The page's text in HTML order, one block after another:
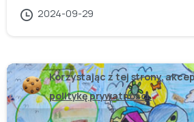
2024-09-29
Korzystając z tej strony,
politykę prywatności.